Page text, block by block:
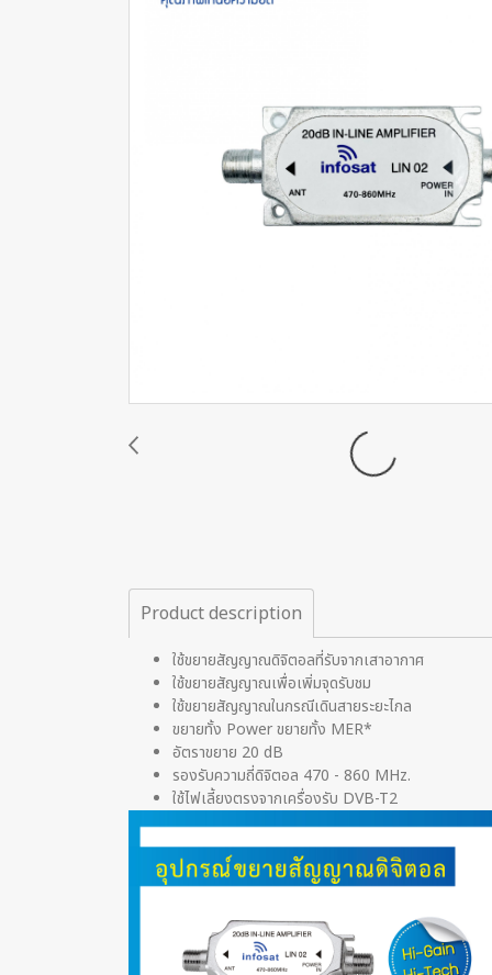
Product description
ใช้ขยายสัญญาณดิจิตอลที่รับจากเสาอากาศ
ใช้ขยายสัญญาณเพื่อเพิ่มจุดรับชม
ใช้ขยายสัญญาณในกรณีเดินสายระยะไกล
ขยายทั้ง Power ขยายทั้ง MER*
อัตราขยาย 20 dB
รองรับความถี่ดิจิตอล 470 - 860 MHz.
ใช้ไฟเลี้ยงตรงจากเครื่องรับ DVB-T2